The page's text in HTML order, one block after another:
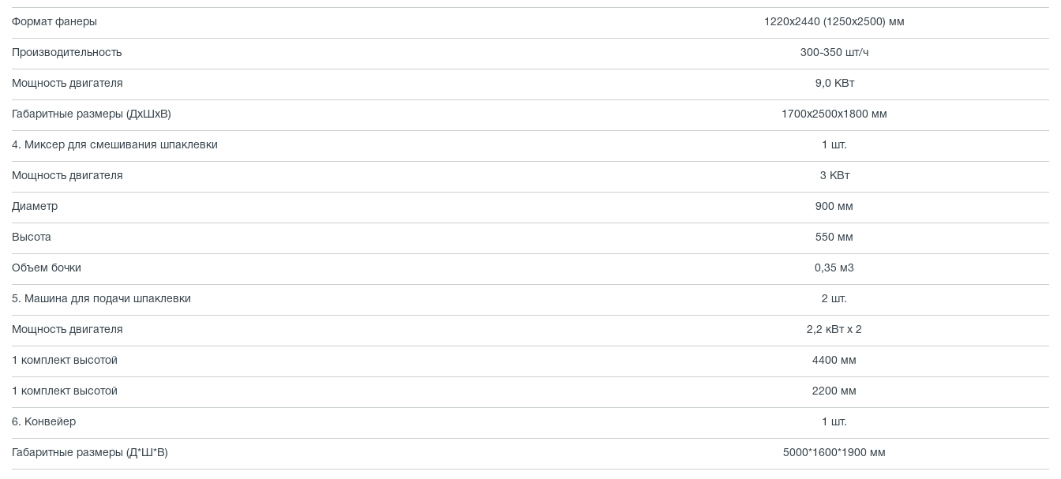
Формат фанеры 1220х2440 (1250х2500) мм
Производительность 300-350 шт/ч
Мощность двигателя 9,0 КВт
Габаритные размеры (ДхШхВ) 1700х2500х1800 мм
4. Миксер для смешивания шпаклевки 1 шт.
Мощность двигателя 3 КВт
Диаметр 900 мм
Высота 550 мм
Объем бочки 0,35 м3
5. Машина для подачи шпаклевки 2 шт.
Мощность двигателя 2,2 кВт х 2
1 комплект высотой 4400 мм
1 комплект высотой 2200 мм
6. Конвейер 1 шт.
Габаритные размеры (Д*Ш*В) 5000*1600*1900 мм